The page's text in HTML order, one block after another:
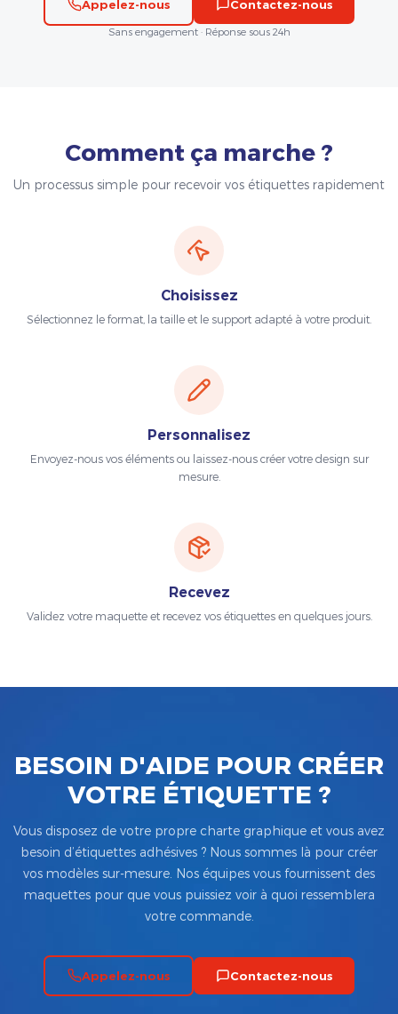
Appelez-nous Contactez-nous
Sans engagement · Réponse sous 24h
Comment ça marche ?
Un processus simple pour recevoir vos étiquettes rapidement
Choisissez
Sélectionnez le format, la taille et le support adapté à votre produit.
Personnalisez
Envoyez-nous vos éléments ou laissez-nous créer votre design sur
mesure.
Recevez
Validez votre maquette et recevez vos étiquettes en quelques jours.
BESOIN D'AIDE POUR CRÉER
VOTRE ÉTIQUETTE ?
Vous disposez de votre propre charte graphique et vous avez
besoin d’étiquettes adhésives ? Nous sommes là pour créer
vos modèles sur-mesure. Nos équipes vous fournissent des
maquettes pour que vous puissiez voir à quoi ressemblera
votre commande.
Appelez-nous Contactez-nous